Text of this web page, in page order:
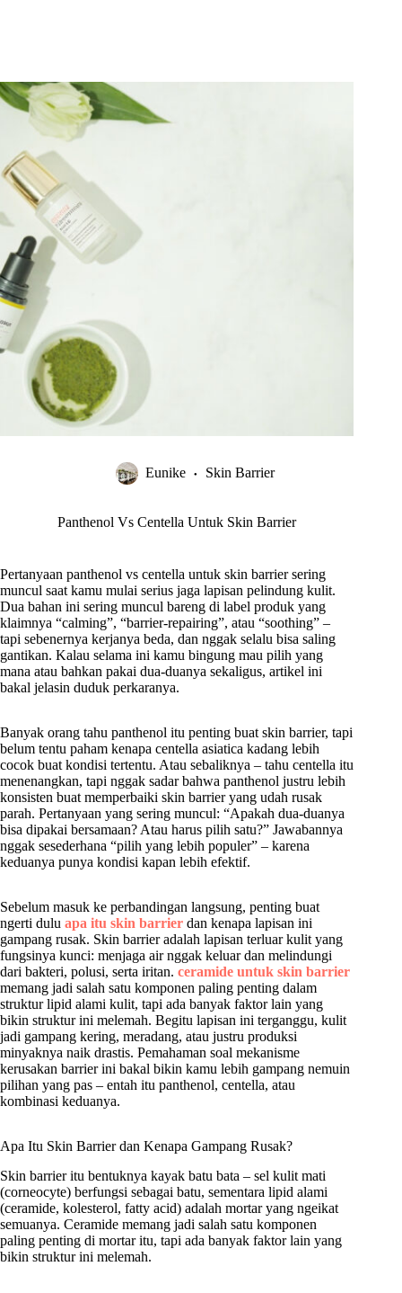
Eunike Skin Barrier
Panthenol Vs Centella Untuk Skin Barrier
Pertanyaan panthenol vs centella untuk skin barrier sering
muncul saat kamu mulai serius jaga lapisan pelindung kulit.
Dua bahan ini sering muncul bareng di label produk yang
klaimnya “calming”, “barrier-repairing”, atau “soothing” –
tapi sebenernya kerjanya beda, dan nggak selalu bisa saling
gantikan. Kalau selama ini kamu bingung mau pilih yang
mana atau bahkan pakai dua-duanya sekaligus, artikel ini
bakal jelasin duduk perkaranya.
Banyak orang tahu panthenol itu penting buat skin barrier, tapi
belum tentu paham kenapa centella asiatica kadang lebih
cocok buat kondisi tertentu. Atau sebaliknya – tahu centella itu
menenangkan, tapi nggak sadar bahwa panthenol justru lebih
konsisten buat memperbaiki skin barrier yang udah rusak
parah. Pertanyaan yang sering muncul: “Apakah dua-duanya
bisa dipakai bersamaan? Atau harus pilih satu?” Jawabannya
nggak sesederhana “pilih yang lebih populer” – karena
keduanya punya kondisi kapan lebih efektif.
Sebelum masuk ke perbandingan langsung, penting buat
ngerti dulu apa itu skin barrier dan kenapa lapisan ini
gampang rusak. Skin barrier adalah lapisan terluar kulit yang
fungsinya kunci: menjaga air nggak keluar dan melindungi
dari bakteri, polusi, serta iritan. ceramide untuk skin barrier
memang jadi salah satu komponen paling penting dalam
struktur lipid alami kulit, tapi ada banyak faktor lain yang
bikin struktur ini melemah. Begitu lapisan ini terganggu, kulit
jadi gampang kering, meradang, atau justru produksi
minyaknya naik drastis. Pemahaman soal mekanisme
kerusakan barrier ini bakal bikin kamu lebih gampang nemuin
pilihan yang pas – entah itu panthenol, centella, atau
kombinasi keduanya.
Apa Itu Skin Barrier dan Kenapa Gampang Rusak?
Skin barrier itu bentuknya kayak batu bata – sel kulit mati
(corneocyte) berfungsi sebagai batu, sementara lipid alami
(ceramide, kolesterol, fatty acid) adalah mortar yang ngeikat
semuanya. Ceramide memang jadi salah satu komponen
paling penting di mortar itu, tapi ada banyak faktor lain yang
bikin struktur ini melemah.